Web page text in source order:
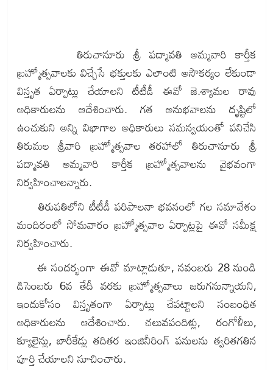
తిరుచానూరు శ్రీ పద్మావతి అమ్మవారి కార్తీక
బ్ర‌హ్మోత్స‌వాల‌కు విచ్చేసే భ‌క్తుల‌కు ఎలాంటి అసౌకర్యం లేకుండా
విస్తృత ఏర్పాట్లు చేయాల‌ని టీటీడీ ఈవో జె.శ్యామల రావు
అధికారుల‌ను ఆదేశించారు. గత అనుభవాలను దృష్టిలో
ఉంచుకుని అన్ని విభాగాల అధికారులు సమన్వయంతో పనిచేసి
తిరుమల శ్రీవారి బ్రహ్మోత్సవాల తరహాలో తిరుచానూరు శ్రీ
పద్మావతి అమ్మవారి కార్తీక బ్రహ్మోత్సవాలను వైభవంగా
నిర్వహించాలన్నారు.
తిరుపతిలోని టీటీడీ పరిపాలనా భవనంలో గల సమావేశం
మందిరంలో సోమవారం బ్రహ్మోత్సవాల ఏర్పాట్లపై ఈవో సమీక్ష
నిర్వహించారు.
ఈ సందర్భంగా ఈవో మాట్లాడుతూ, నవంబరు 28 నుండి
డిసెంబరు 6వ తేదీ వరకు బ్రహ్మోత్సవాలు జరుగనున్నాయని,
ఇందుకోసం విస్తృతంగా ఏర్పాట్లు చేపట్టాలని సంబంధిత
అధికారులను ఆదేశించారు. చలువపందిళ్లు, రంగోళీలు,
క్యూలైన్లు, బారీకేడ్లు తదితర ఇంజినీరింగ్‌ పనులను త్వరితగతిన
పూర్తి చేయాలని సూచించారు.